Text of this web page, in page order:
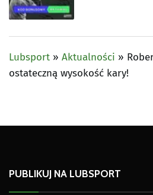
Lubsport » Aktualności »
ostateczną wysokość kary!
PUBLIKUJ NA LUBSPORT